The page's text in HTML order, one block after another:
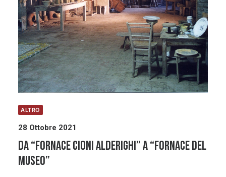
ALTRO
28 Ottobre 2021
Da “Fornace Cioni Alderighi” a “Fornace del
Museo”